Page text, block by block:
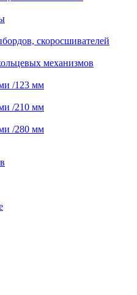
скоросшивателей
механизмов
/123 мм
/210 мм
/280 мм